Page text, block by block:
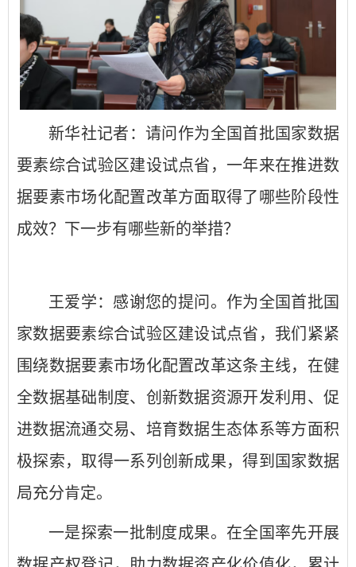
新华社记者：请问作为全国首批国家数据
要素综合试验区建设试点省，一年来在推进数
据要素市场化配置改革方面取得了哪些阶段性
成效？下一步有哪些新的举措？
王爱学：感谢您的提问。作为全国首批国
家数据要素综合试验区建设试点省，我们紧紧
围绕数据要素市场化配置改革这条主线，在健
全数据基础制度、创新数据资源开发利用、促
进数据流通交易、培育数据生态体系等方面积
极探索，取得一系列创新成果，得到国家数据
局充分肯定。
一是探索一批制度成果。在全国率先开展